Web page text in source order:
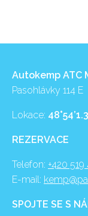
Autokemp ATC
Pasohlávky 114 E
Lokace:
REZERVACE
Telefon: +420 519
E-mail:
SPOJTE SE S